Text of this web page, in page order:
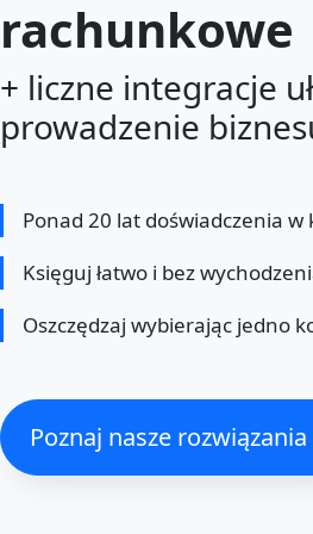
rachunkowe
+ liczne integracje
prowadzenie
Ponad 20 lat doświadczenia w
Księguj łatwo i bez
Oszczędzaj wybierając jedno
Poznaj nasze